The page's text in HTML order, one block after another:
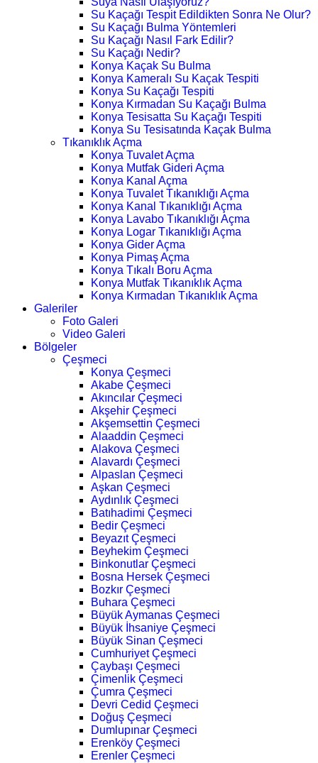
Su Kaçağı Tespit Edildikten Sonra Ne Olur?
Su Kaçağı Bulma Yöntemleri
Su Kaçağı Nasıl Fark Edilir?
Su Kaçağı Nedir?
Konya Kaçak Su Bulma
Konya Kameralı Su Kaçak Tespiti
Konya Su Kaçağı Tespiti
Konya Kırmadan Su Kaçağı Bulma
Konya Tesisatta Su Kaçağı Tespiti
Konya Su Tesisatında Kaçak Bulma
Tıkanıklık Açma
Konya Tuvalet Açma
Konya Mutfak Gideri Açma
Konya Kanal Açma
Konya Tuvalet Tıkanıklığı Açma
Konya Kanal Tıkanıklığı Açma
Konya Lavabo Tıkanıklığı Açma
Konya Logar Tıkanıklığı Açma
Konya Gider Açma
Konya Pimaş Açma
Konya Tıkalı Boru Açma
Konya Mutfak Tıkanıklık Açma
Konya Kırmadan Tıkanıklık Açma
Galeriler
Foto Galeri
Video Galeri
Bölgeler
Çeşmeci
Konya Çeşmeci
Akabe Çeşmeci
Akıncılar Çeşmeci
Akşehir Çeşmeci
Akşemsettin Çeşmeci
Alaaddin Çeşmeci
Alakova Çeşmeci
Alavardı Çeşmeci
Alpaslan Çeşmeci
Aşkan Çeşmeci
Aydınlık Çeşmeci
Batıhadimi Çeşmeci
Bedir Çeşmeci
Beyazıt Çeşmeci
Beyhekim Çeşmeci
Binkonutlar Çeşmeci
Bosna Hersek Çeşmeci
Bozkır Çeşmeci
Buhara Çeşmeci
Büyük Aymanas Çeşmeci
Büyük İhsaniye Çeşmeci
Büyük Sinan Çeşmeci
Cumhuriyet Çeşmeci
Çaybaşı Çeşmeci
Çimenlik Çeşmeci
Çumra Çeşmeci
Devri Cedid Çeşmeci
Doğuş Çeşmeci
Dumlupınar Çeşmeci
Erenköy Çeşmeci
Erenler Çeşmeci